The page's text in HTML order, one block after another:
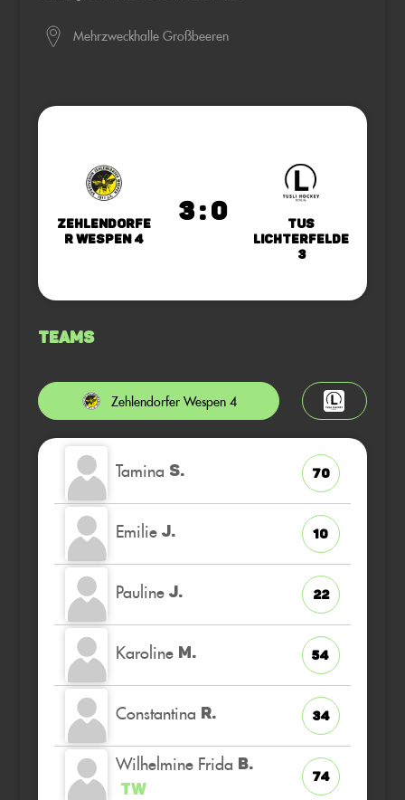
Mehrzweckhalle Großbeeren
Zehlendorfe
r Wespen 4
3 : 0
TuS
Lichterfelde
3
Teams
Zehlendorfer Wespen 4
Tamina S. 70
Emilie J. 10
Pauline J. 22
Karoline M. 54
Constantina R. 34
Wilhelmine Frida B.
TW
74